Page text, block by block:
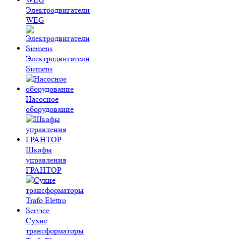
Электродвигатели
WEG
Электродвигатели
Siemens
Насосное
оборудование
Шкафы
управления
ГРАНТОР
Сухие
трансформаторы